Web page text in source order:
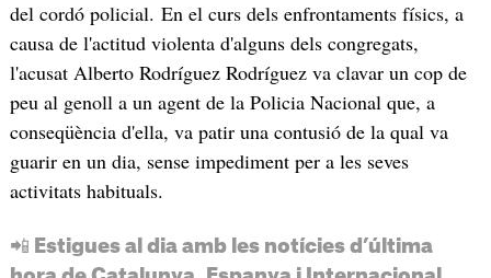
del cordó policial. En el curs dels enfrontaments físics, a
causa de l'actitud violenta d'alguns dels congregats,
l'acusat Alberto Rodríguez Rodríguez va clavar un cop de
peu al genoll a un agent de la Policia Nacional que, a
conseqüència d'ella, va patir una contusió de la qual va
guarir en un dia, sense impediment per a les seves
activitats habituals.
📲 Estigues al dia amb les notícies d’última